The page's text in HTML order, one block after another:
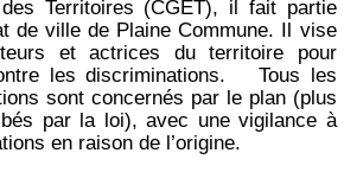
Territoires (CGET), il fait partie
de ville de Plaine Commune. Il vise
et actrices du territoire pour
les discriminations. Tous les
sont concernés par le plan (plus
par la loi), avec une vigilance à
en raison de l’origine.